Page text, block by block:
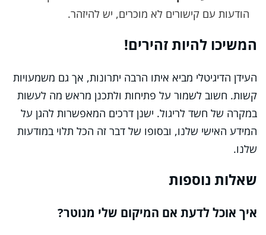
הודעות עם קישורים לא מוכרים, יש להיזהר.
המשיכו להיות זהירים!
העידן הדיגיטלי מביא איתו הרבה יתרונות, אך גם משמעויות
קשות. חשוב לשמור על פתיחות ולתכנן מראש מה לעשות
במקרה של חשד לריגול. ישנן דרכים המאפשרות להגן על
המידע האישי שלנו, ובסופו של דבר זה הכל תלוי במודעות
שלנו.
שאלות נוספות
איך אוכל לדעת אם המיקום שלי מנוטר?